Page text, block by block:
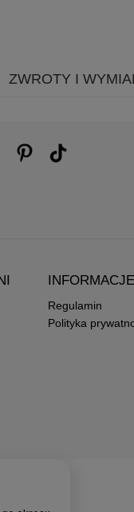
ZWROTY I
INFORMACJE
Regulamin
Polityka